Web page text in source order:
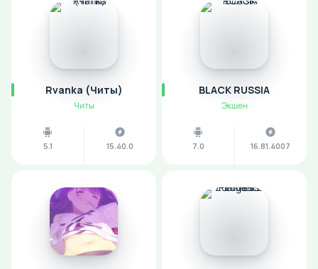
Rvanka (Читы)
Читы
5.1 15.40.0
BLACK RUSSIA
Экшен
7.0 16.81.4007